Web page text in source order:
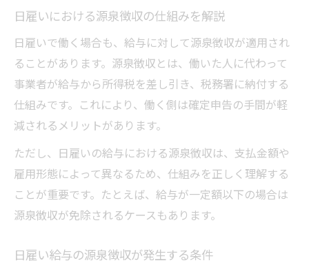
日雇いにおける源泉徴収の仕組みを解説
日雇いで働く場合も、給与に対して源泉徴収が適用され
ることがあります。源泉徴収とは、働いた人に代わって
事業者が給与から所得税を差し引き、税務署に納付する
仕組みです。これにより、働く側は確定申告の手間が軽
減されるメリットがあります。
ただし、日雇いの給与における源泉徴収は、支払金額や
雇用形態によって異なるため、仕組みを正しく理解する
ことが重要です。たとえば、給与が一定額以下の場合は
源泉徴収が免除されるケースもあります。
日雇い給与の源泉徴収が発生する条件